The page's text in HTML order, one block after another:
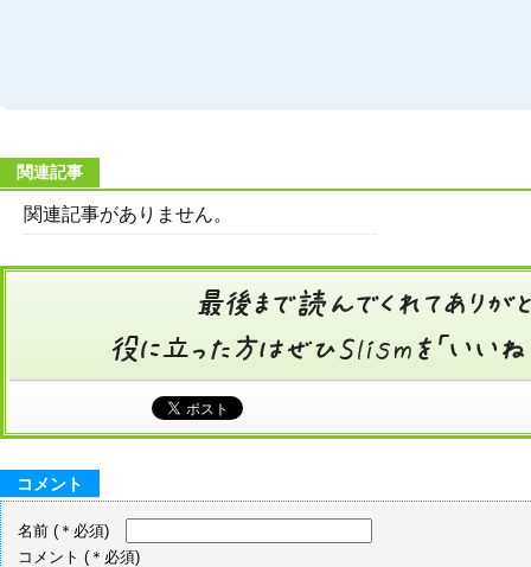
関連記事
関連記事がありません。
コメント
名前 (＊必須)
コメント (＊必須)